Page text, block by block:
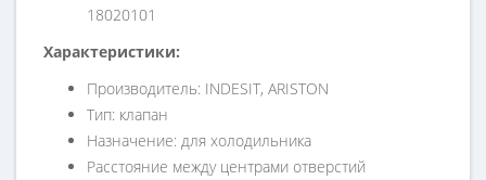
18020101
Характеристики:
Производитель: INDESIT, ARISTON
Тип: клапан
Назначение: для холодильника
Расстояние между центрами отверстий